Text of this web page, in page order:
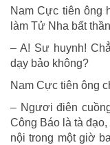
Nam Cực tiên ông
làm Tử Nha bất
– A! Sư huynh!
dạy bảo không?
Nam Cực tiên ông
– Ngươi điên
Công Báo là tà
nội trong một giờ